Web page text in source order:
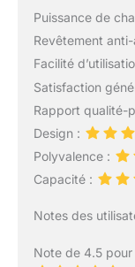
Puissance de
Revêtement
Facilité
Satisfaction
Rapport qualité-
Design :
Polyvalence :
Capacité :
Notes des
Note de 4.5